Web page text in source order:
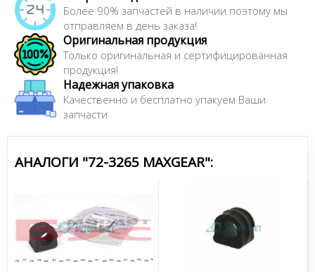
Более 90% запчастей в наличии поэтому мы
отправляем в день заказа!
Оригинальная продукция
Только оригинальная и сертифицированная
продукция!
Надежная упаковка
Качественно и бесплатно упакуем Ваши
запчасти
АНАЛОГИ "72-3265 MAXGEAR":